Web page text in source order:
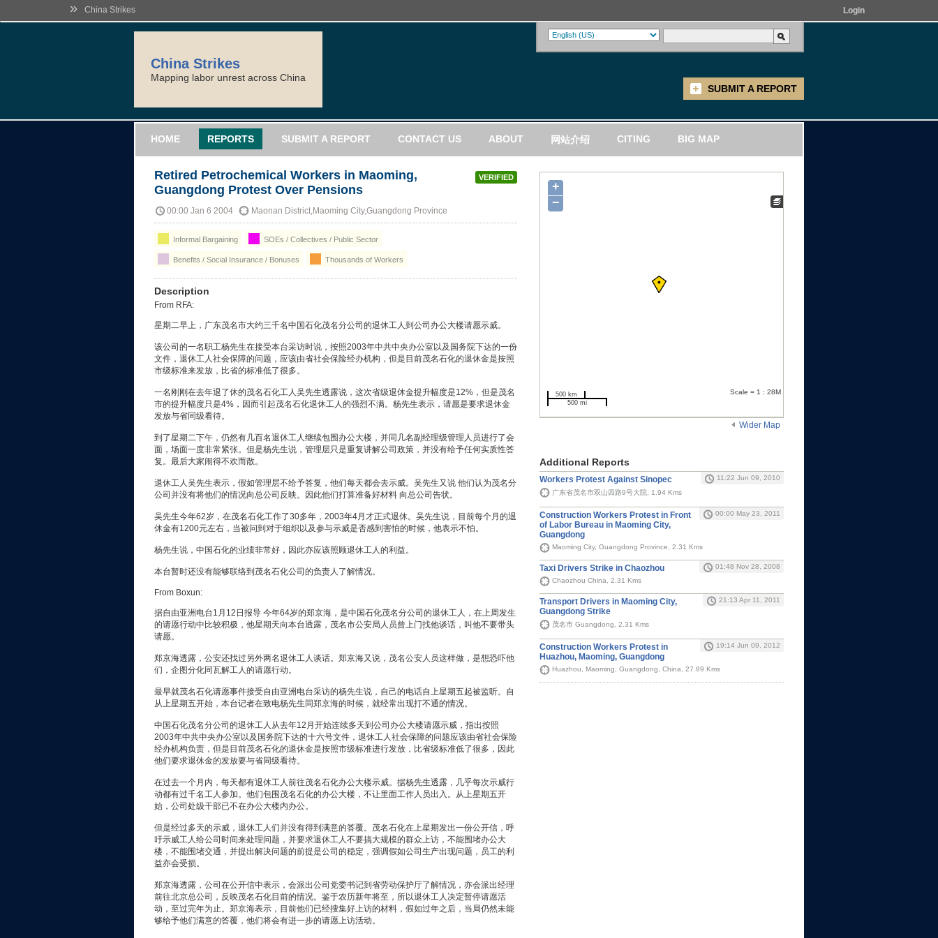
» China Strikes Login
China Strikes
Mapping labor unrest across China
SUBMIT A REPORT
HOME REPORTS SUBMIT A REPORT CONTACT US ABOUT 网站介绍 CITING BIG MAP
VERIFIED
Retired Petrochemical Workers in Maoming,
Guangdong Protest Over Pensions
00:00 Jan 6 2004 Maonan District,Maoming City,Guangdong Province
Informal Bargaining SOEs / Collectives / Public Sector
Benefits / Social Insurance / Bonuses Thousands of Workers
Description
From RFA:
星期二早上，广东茂名市大约三千名中国石化茂名分公司的退休工人到公司办公大楼请愿示威。
该公司的一名职工杨先生在接受本台采访时说，按照2003年中共中央办公室以及国务院下达的一份
文件，退休工人社会保障的问题，应该由省社会保险经办机构，但是目前茂名石化的退休金是按照
市级标准来发放，比省的标准低了很多。
一名刚刚在去年退了休的茂名石化工人吴先生透露说，这次省级退休金提升幅度是12%，但是茂名
市的提升幅度只是4%，因而引起茂名石化退休工人的强烈不满。杨先生表示，请愿是要求退休金
发放与省同级看待。
到了星期二下午，仍然有几百名退休工人继续包围办公大楼，并同几名副经理级管理人员进行了会
面，场面一度非常紧张。但是杨先生说，管理层只是重复讲解公司政策，并没有给予任何实质性答
复。最后大家闹得不欢而散。
退休工人吴先生表示，假如管理层不给予答复，他们每天都会去示威。吴先生又说 他们认为茂名分
公司并没有将他们的情况向总公司反映。因此他们打算准备好材料 向总公司告状。
吴先生今年62岁，在茂名石化工作了30多年，2003年4月才正式退休。吴先生说，目前每个月的退
休金有1200元左右，当被问到对于组织以及参与示威是否感到害怕的时候，他表示不怕。
杨先生说，中国石化的业绩非常好，因此亦应该照顾退休工人的利益。
本台暂时还没有能够联络到茂名石化公司的负责人了解情况。
From Boxun:
据自由亚洲电台1月12日报导 今年64岁的郑京海，是中国石化茂名分公司的退休工人，在上周发生
的请愿行动中比较积极，他星期天向本台透露，茂名市公安局人员曾上门找他谈话，叫他不要带头
请愿。
郑京海透露，公安还找过另外两名退休工人谈话。郑京海又说，茂名公安人员这样做，是想恐吓他
们，企图分化同瓦解工人的请愿行动。
最早就茂名石化请愿事件接受自由亚洲电台采访的杨先生说，自己的电话自上星期五起被监听。自
从上星期五开始，本台记者在致电杨先生同郑京海的时候，就经常出现打不通的情况。
中国石化茂名分公司的退休工人从去年12月开始连续多天到公司办公大楼请愿示威，指出按照
2003年中共中央办公室以及国务院下达的十六号文件，退休工人社会保障的问题应该由省社会保险
经办机构负责，但是目前茂名石化的退休金是按照市级标准进行发放，比省级标准低了很多，因此
他们要求退休金的发放要与省同级看待。
在过去一个月内，每天都有退休工人前往茂名石化办公大楼示威。据杨先生透露，几乎每次示威行
动都有过千名工人参加。他们包围茂名石化的办公大楼，不让里面工作人员出入。从上星期五开
始，公司处级干部已不在办公大楼内办公。
但是经过多天的示威，退休工人们并没有得到满意的答覆。茂名石化在上星期发出一份公开信，呼
吁示威工人给公司时间来处理问题，并要求退休工人不要搞大规模的群众上访，不能围堵办公大
楼，不能围堵交通，并提出解决问题的前提是公司的稳定，强调假如公司生产出现问题，员工的利
益亦会受损。
郑京海透露，公司在公开信中表示，会派出公司党委书记到省劳动保护厅了解情况，亦会派出经理
前往北京总公司，反映茂名石化目前的情况。鉴于农历新年将至，所以退休工人决定暂停请愿活
动，至过完年为止。郑京海表示，目前他们已经搜集好上访的材料，假如过年之后，当局仍然未能
够给予他们满意的答覆，他们将会有进一步的请愿上访活动。
+
−
500 km
500 mi
Scale = 1 : 28M
Wider Map
Additional Reports
Workers Protest Against Sinopec
11:22 Jun 09, 2010
广东省茂名市双山四路9号大院, 1.94 Kms
Construction Workers Protest in Front
of Labor Bureau in Maoming City,
Guangdong
00:00 May 23, 2011
Maoming City, Guangdong Province, 2.31 Kms
Taxi Drivers Strike in Chaozhou
01:48 Nov 28, 2008
Chaozhou China, 2.31 Kms
Transport Drivers in Maoming City,
Guangdong Strike
21:13 Apr 11, 2011
茂名市 Guangdong, 2.31 Kms
Construction Workers Protest in
Huazhou, Maoming, Guangdong
19:14 Jun 09, 2012
Huazhou, Maoming, Guangdong, China, 27.89 Kms